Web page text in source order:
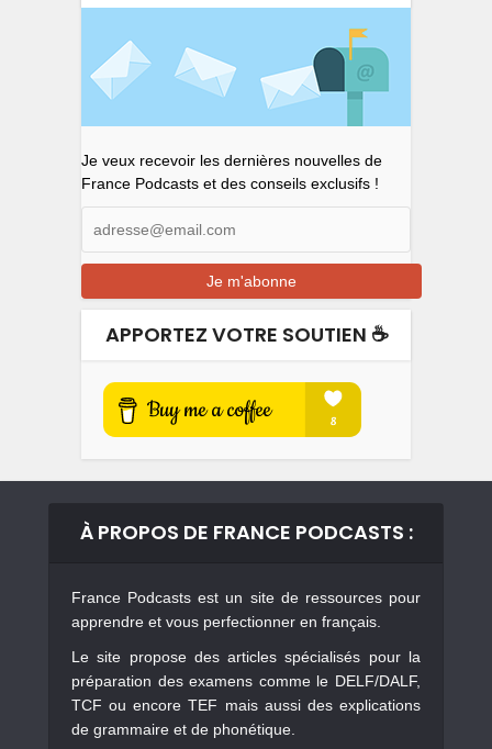
Je veux recevoir les dernières nouvelles de
France Podcasts et des conseils exclusifs !
APPORTEZ VOTRE SOUTIEN ☕️
À PROPOS DE FRANCE PODCASTS :
France Podcasts est un site de ressources pour
apprendre et vous perfectionner en français.
Le site propose des articles spécialisés pour la
préparation des examens comme le DELF/DALF,
TCF ou encore TEF mais aussi des explications
de grammaire et de phonétique.